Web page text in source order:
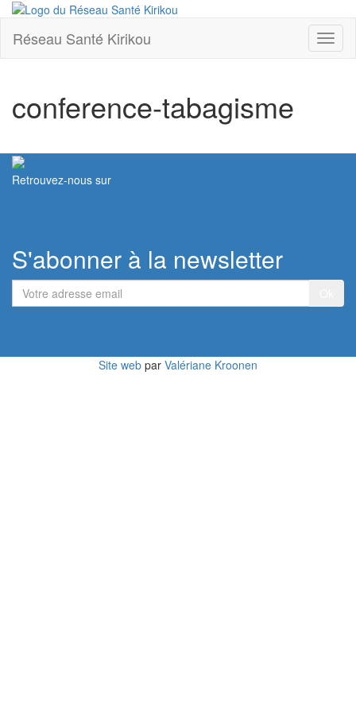
Réseau Santé Kirikou
conference-tabagisme
Retrouvez-nous sur
S'abonner à la newsletter
Votre
adresse
Site web par Valériane Kroonen